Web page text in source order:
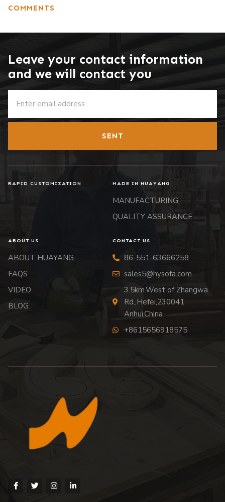
COMMENTS
Leave your contact information
and we will contact you
SENT
RAPID CUSTOMIZATION MADE IN HUAYANG
MANUFACTURING
QUALITY ASSURANCE
ABOUT US
ABOUT HUAYANG
FAQS
VIDEO
BLOG
CONTACT US
86-551-63666258
sales5@hysofa.com
3.5km.West of Zhangwa
Rd.,Hefei,230041
Anhui,China
+8615656918575